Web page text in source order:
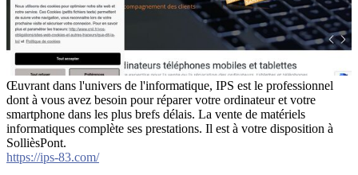
Œuvrant dans l'univers de l'informatique, IPS est le professionnel
dont à vous avez besoin pour réparer votre ordinateur et votre
smartphone dans les plus brefs délais. La vente de matériels
informatiques complète ses prestations. Il est à votre disposition à
SollièsPont.
https://ips-83.com/